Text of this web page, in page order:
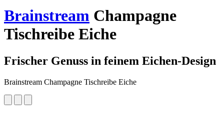
Brainstream Champagne
Tischreibe Eiche
Frischer Genuss in feinem Eichen-Design
Brainstream Champagne Tischreibe Eiche